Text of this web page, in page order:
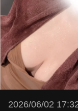
2026/06/02